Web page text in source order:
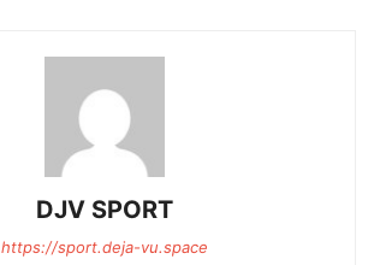
DJV SPORT
https://sport.deja-vu.space